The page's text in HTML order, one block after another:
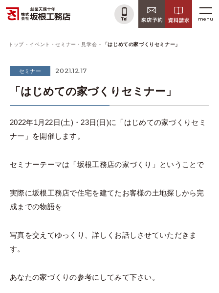
menu
トップ イベント・セミナー・見学会 「はじめての家づくりセミナー」
セミナー 2021.12.17
「はじめての家づくりセミナー」
2022年1月22日(土)・23日(日)に「はじめての家づくりセミ
ナー」を開催します。
セミナーテーマは「坂根工務店の家づくり」ということで
実際に坂根工務店で住宅を建てたお客様の土地探しから完
成までの物語を
写真を交えてゆっくり、詳しくお話しさせていただきま
す。
あなたの家づくりの参考にしてみて下さい。